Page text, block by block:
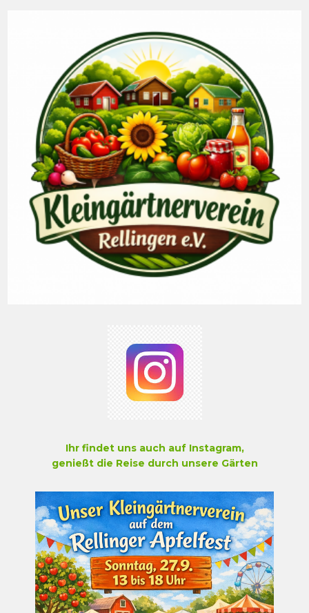
Ihr findet uns auch auf Instagram,
genießt die Reise durch unsere Gärten